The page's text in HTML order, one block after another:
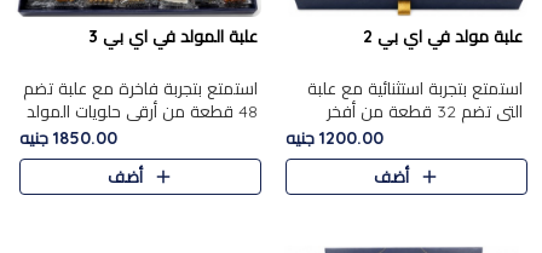
علبة مولد في اي بي 2
استمتع بتجربة استثنائية مع علبة
التي تضم 32 قطعة من أفخر
حلويات المولد الشرقية، في تشكيلة
تجمع بين الأصالة والاختيارات
الفاخرة. تحتوي العلبة..
1200.00 جنيه
أضف
علبة المولد في اي بي 3
استمتع بتجربة فاخرة مع علبة تضم
48 قطعة من أرقى حلويات المولد
الشرقية، في تشكيلة تجمع بين
الأصناف التقليدية الفاخرة والاختيارات
1850.00 جنيه
أضف